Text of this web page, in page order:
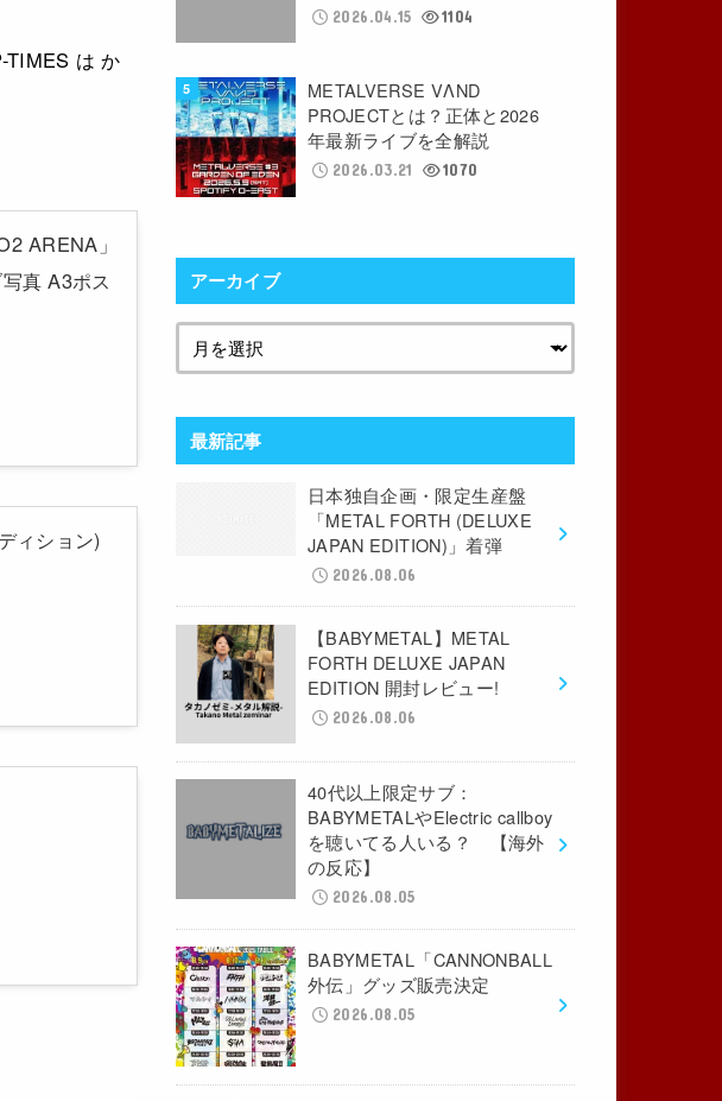
は か
ARENA」
真 A3ポス
ィション)
2026.04.15 1104
METALVERSE VΛND
PROJECTとは？正体と2026
年最新ライブを全解説
2026.03.21 1070
アーカイブ
最新記事
日本独自企画・限定生産盤
「METAL FORTH (DELUXE
JAPAN EDITION)」着弾
2026.08.06
【BABYMETAL】METAL
FORTH DELUXE JAPAN
EDITION 開封レビュー!
2026.08.06
40代以上限定サブ：
BABYMETALやElectric callboy
を聴いてる人いる？ 【海外
の反応】
2026.08.05
BABYMETAL「CANNONBALL
外伝」グッズ販売決定
2026.08.05